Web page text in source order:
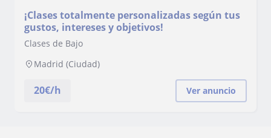
¡Clases totalmente personalizadas según tus
gustos, intereses y objetivos!
Clases de Bajo
Madrid (Ciudad)
20€/h Ver anuncio